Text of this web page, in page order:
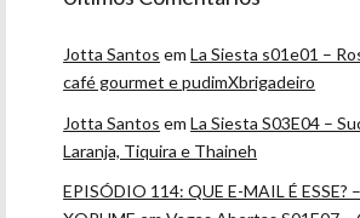
Jotta Santos emLa Siesta s01e01 –
café gourmet e pudimXbrigadeiro
Jotta Santos emLa Siesta S03E04 –
Laranja, Tiquira e Thaineh
EPISÓDIO 114: QUE E-MAIL É ESSE? –